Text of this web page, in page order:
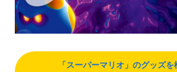
「スーパーマリオ」のグッズを